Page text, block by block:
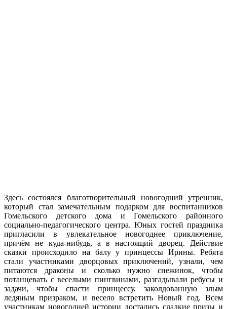
Здесь состоялся благотворительный новогодний утренник,
который стал замечательным подарком для воспитанников
Гомельского детского дома и Гомельского районного
социально-педагогического центра. Юных гостей праздника
пригласили в увлекательное новогоднее приключение,
причём не куда-нибудь, а в настоящий дворец. Действие
сказки происходило на балу у принцессы Ирины. Ребята
стали участниками дворцовых приключений, узнали, чем
питаются драконы и сколько нужно снежинок, чтобы
потанцевать с веселыми пингвинами, разгадывали ребусы и
задачи, чтобы спасти принцессу, заколдованную злым
ледяным призраком, и весело встретить Новый год. Всем
участникам новогодней истории достались сладкие призы и